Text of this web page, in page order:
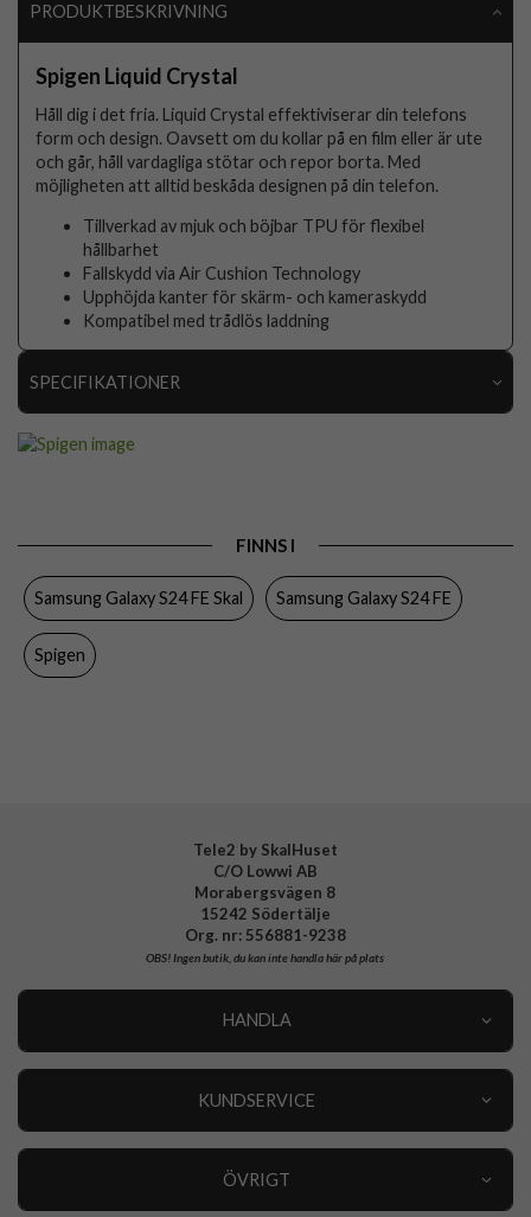
PRODUKTBESKRIVNING
Spigen Liquid Crystal
Håll dig i det fria. Liquid Crystal effektiviserar din telefons
form och design. Oavsett om du kollar på en film eller är ute
och går, håll vardagliga stötar och repor borta. Med
möjligheten att alltid beskåda designen på din telefon.
Tillverkad av mjuk och böjbar TPU för flexibel
hållbarhet
Fallskydd via Air Cushion Technology
Upphöjda kanter för skärm- och kameraskydd
Kompatibel med trådlös laddning
SPECIFIKATIONER
Trådlös laddning-kompatibel
Färg Genomskinlig
Material
Varumärke
FINNS I
Samsung Galaxy S24 FE Skal Samsung Galaxy S24 FE
Spigen
Tele2 by SkalHuset
C/O Lowwi AB
Morabergsvägen 8
15242 Södertälje
Org. nr: 556881-9238
OBS!Ingen butik, du kan inte handla här på plats
HANDLA
KUNDSERVICE
ÖVRIGT